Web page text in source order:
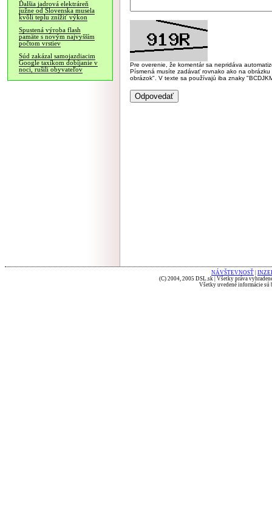
Ďalšia jadrová elektráreň
južne od Slovenska musela
kvôli teplu znížiť výkon
Spustená výroba flash
pamäte s novým najvyšším
počtom vrstiev
Súd zakázal samojazdiacim
Google taxíkom dobíjanie v
noci, rušili obyvateľov
Pre overenie, že komentár sa nepridáva
Písmená musíte zadávať rovnako ako na
obrázok". V texte sa používajú iba znaky
NÁVŠTEVNOSŤ
(C) 2004, 2005 DSL.sk | Všetky práva
Všetky uvedené informácie sú